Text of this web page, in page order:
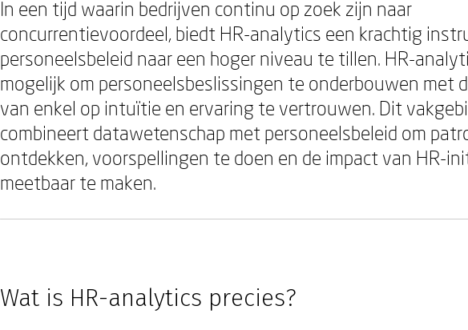
In een tijd waarin bedrijven continu op zoek zijn naar
concurrentievoordeel, biedt HR-analytics een krachtig
personeelsbeleid naar een hoger niveau te tillen. HR-
mogelijk om personeelsbeslissingen te onderbouwen met
van enkel op intuïtie en ervaring te vertrouwen. Dit
combineert datawetenschap met personeelsbeleid om
ontdekken, voorspellingen te doen en de impact van HR-
meetbaar te maken.
Wat is HR-analytics precies?